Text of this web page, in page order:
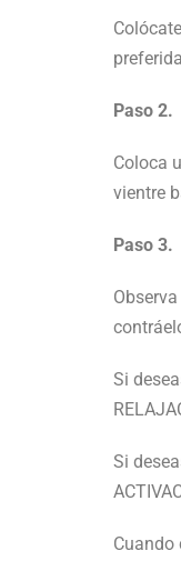
Paso 2.
Coloca
vientre
Paso 3.
Si
Si
Cuando